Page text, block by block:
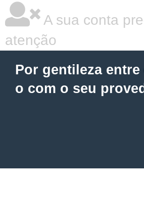
A sua conta
atenção
Por gentileza
o com o seu